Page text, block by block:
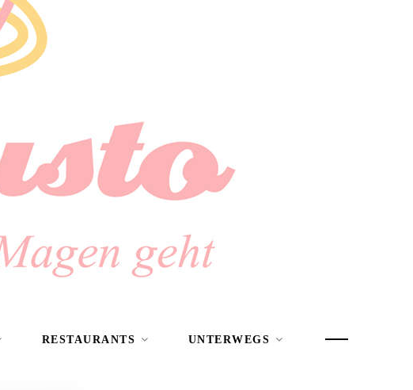
RESTAURANTS UNTERWEGS